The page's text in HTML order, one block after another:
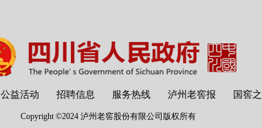
公益活动 招聘信息 服务热线 泸州老窖报 国窖
Copyright ©2024 泸州老窖股份有限公司版权所有